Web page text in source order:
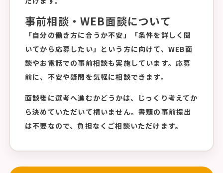
事前相談・WEB面談について
「自分の働き方に合うか不安」「条件を詳しく聞
いてから応募したい」という方に向けて、WEB面
談やお電話での事前相談も実施しています。応募
前に、不安や疑問を気軽に相談できます。
面談後に選考へ進むかどうかは、じっくり考えてか
ら決めていただいて構いません。書類の事前提出
は不要なので、負担なくご相談いただけます。